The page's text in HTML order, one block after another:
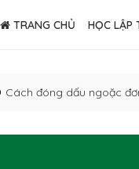
TRANG CHỦ HỌC LẬP
Cách đóng dấu ngoặc